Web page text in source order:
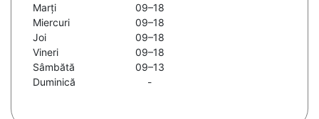
Marți
09–18
Miercuri
09–18
Joi
09–18
Vineri
09–18
Sâmbătă
09–13
Duminică
-